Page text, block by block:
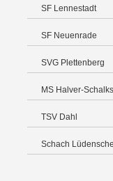
SF Lennestadt
SF Neuenrade
SVG Plettenberg
MS Halver-
TSV Dahl
Schach